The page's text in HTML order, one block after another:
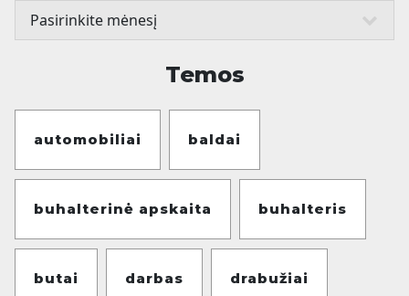
Temos
automobiliai baldai
buhalterinė apskaita buhalteris
butai darbas drabužiai